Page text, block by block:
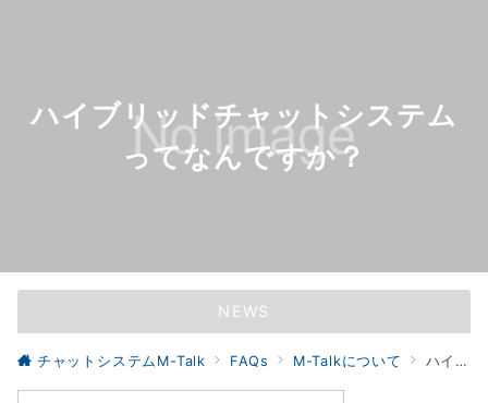
ハイブリッドチャットシステム
ってなんですか？
NEWS
M-Talk、経営者が選ぶ「チャットサービス部門」で３冠を達成！（2021/11/11）
チャットシステムM-Talk FAQs M-Talkについて ハイブリッドチャットシステムってなんですか？